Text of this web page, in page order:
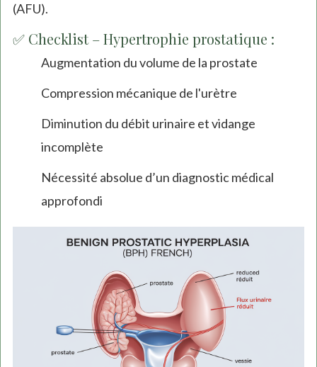
(AFU).
✅ Checklist – Hypertrophie prostatique :
Augmentation du volume de la prostate
Compression mécanique de l'urètre
Diminution du débit urinaire et vidange
incomplète
Nécessité absolue d’un diagnostic médical
approfondi